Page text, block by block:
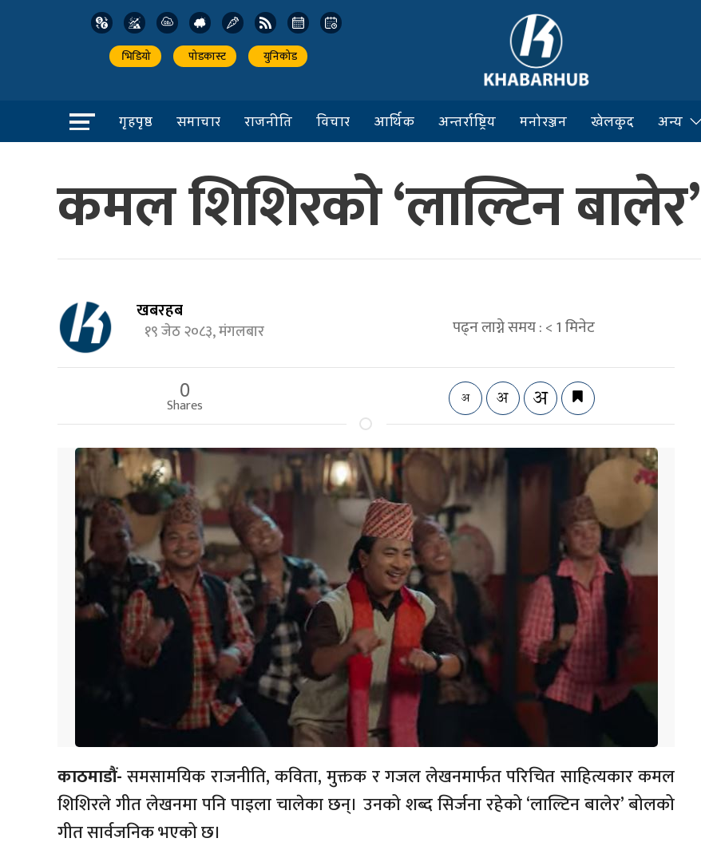
भिडियो पोडकास्ट युनिकोड
गृहपृष्ठ समाचार राजनीति विचार आर्थिक अन्तर्राष्ट्रिय मनोरञ्जन खेलकुद अन्य
कमल शिशिरको ‘लाल्टिन
खबरहब
१९ जेठ २०८३, मंगलबार पढ्न लाग्ने समय :< 1मिनेट
0
Shares
काठमाडौं-समसामयिक राजनीति, कविता, मुक्तक र गजल लेखनमार्फत परिचित साहित्यकार कमल
शिशिरले गीत लेखनमा पनि पाइला चालेका छन्। उनको शब्द सिर्जना रहेको ‘लाल्टिन बालेर’ बोलको
गीत सार्वजनिक भएको छ।